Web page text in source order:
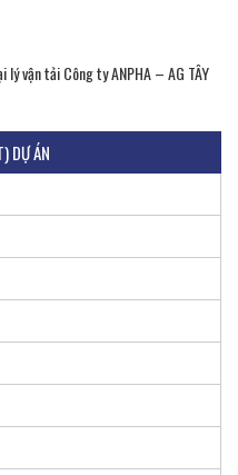
vận tải Công ty ANPHA – AG TÂY
DỰ ÁN